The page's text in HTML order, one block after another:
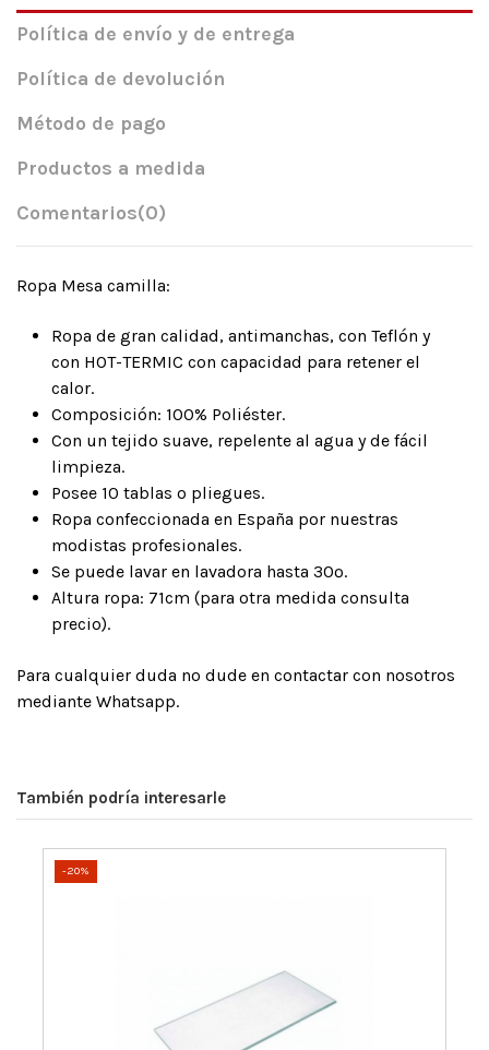
Política de envío y de entrega
Política de devolución
Método de pago
Productos a medida
Comentarios(0)
Ropa Mesa camilla:
Ropa de gran calidad, antimanchas, con Teflón y
con HOT-TERMIC con capacidad para retener el
calor.
Composición: 100% Poliéster.
Con un tejido suave, repelente al agua y de fácil
limpieza.
Posee 10 tablas o pliegues.
Ropa confeccionada en España por nuestras
modistas profesionales.
Se puede lavar en lavadora hasta 30º.
Altura ropa: 71cm (para otra medida consulta
precio).
Para cualquier duda no dude en contactar con nosotros
mediante Whatsapp.
También podría interesarle
-20%